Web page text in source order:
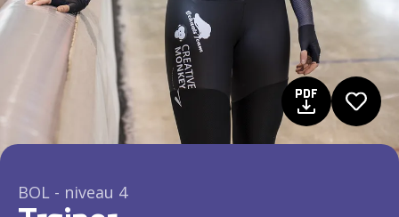
BOL - niveau 4